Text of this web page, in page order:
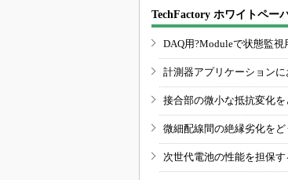
TechFactory ホワイトペー
DAQ用?Moduleで状態監
計測器アプリケーション
接合部の微小な抵抗変化
微細配線間の絶縁劣化を
次世代電池の性能を担保